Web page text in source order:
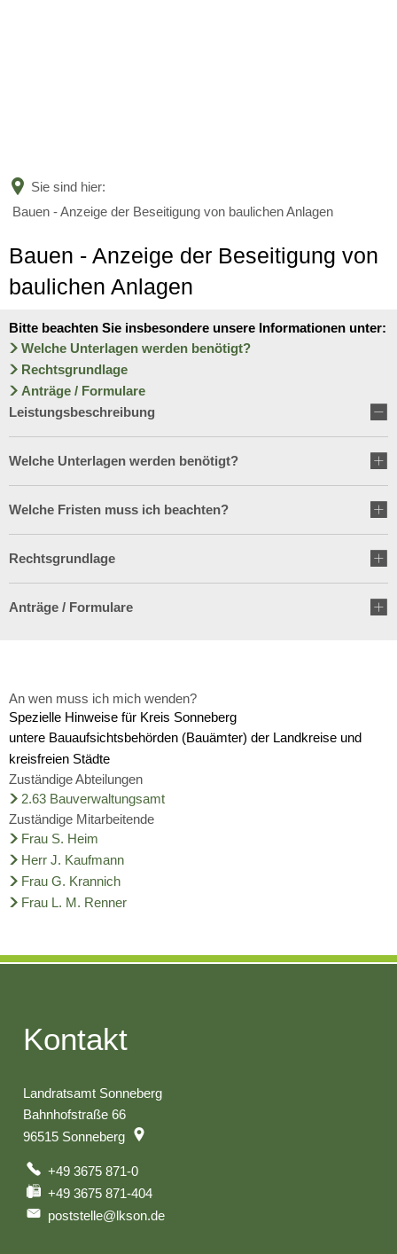
Organigramm
Verwaltungsgliederungsplan
Kreishaushalt
Vergabeverfahren
Jobcenter
Jugend und Familie
Gesundheit und
Freizeit und Tourismus
Infrastruktur und Verkehr
Förderung von Projekten im
Nachwuchskräfte begrüßt
Stipendium für
Schulnetzplanung bis 2031
Landkreis Sonneberg spricht
Kreishaushalt für dieses und
Aktuelle Stellenangebote
Sie sind hier:
Bauen - Anzeige der Beseitigung von baulichen Anlagen
Bauen - Anzeige der Beseitigung von
baulichen Anlagen
Bitte beachten Sie insbesondere unsere Informationen unter:
Welche Unterlagen werden benötigt?
Rechtsgrundlage
Anträge / Formulare
Leistungsbeschreibung
Welche Unterlagen werden benötigt?
Welche Fristen muss ich beachten?
Rechtsgrundlage
Anträge / Formulare
An wen muss ich mich wenden?
Spezielle Hinweise für Kreis Sonneberg
untere Bauaufsichtsbehörden (Bauämter) der Landkreise und
kreisfreien Städte
Zuständige Abteilungen
2.63 Bauverwaltungsamt
Zuständige Mitarbeitende
Frau S. Heim
Herr J. Kaufmann
Frau G. Krannich
Frau L. M. Renner
Kontakt
Landratsamt Sonneberg
Bahnhofstraße 66
96515 Sonneberg
+49 3675 871-0
+49 3675 871-404
poststelle@lkson.de